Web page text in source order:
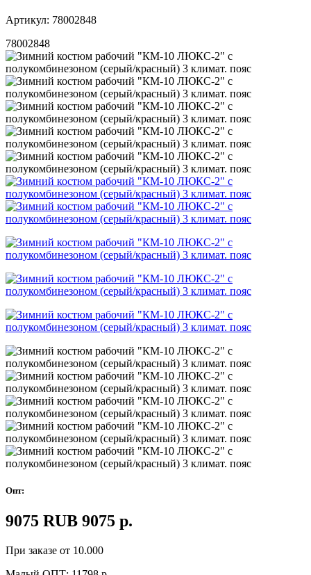
Артикул: 78002848
78002848
Опт:
9075 RUB 9075 р.
При заказе от 10.000